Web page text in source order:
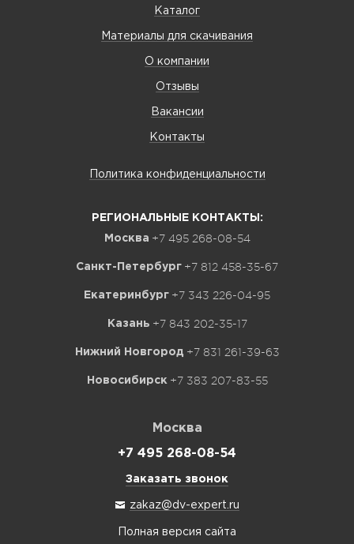
Каталог
Материалы для скачивания
О компании
Отзывы
Вакансии
Контакты
Политика конфиденциальности
РЕГИОНАЛЬНЫЕ КОНТАКТЫ:
Москва +7 495 268-08-54
Санкт-Петербург +7 812 458-35-67
Екатеринбург +7 343 226-04-95
Казань +7 843 202-35-17
Нижний Новгород +7 831 261-39-63
Новосибирск +7 383 207-83-55
Москва
+7 495 268-08-54
Заказать звонок
zakaz@dv-expert.ru
Полная версия сайта